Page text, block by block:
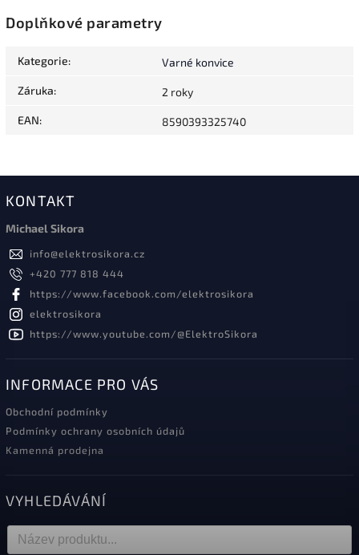
Doplňkové parametry
Kategorie: Varné konvice
Záruka: 2 roky
EAN: 8590393325740
KONTAKT
Michael Sikora
info@elektrosikora.cz
+420 777 818 444
https://www.facebook.com/elektrosikora
elektrosikora
https://www.youtube.com/@ElektroSikora
INFORMACE PRO VÁS
Obchodní podmínky
Podmínky ochrany osobních údajů
Kamenná prodejna
VYHLEDÁVÁNÍ